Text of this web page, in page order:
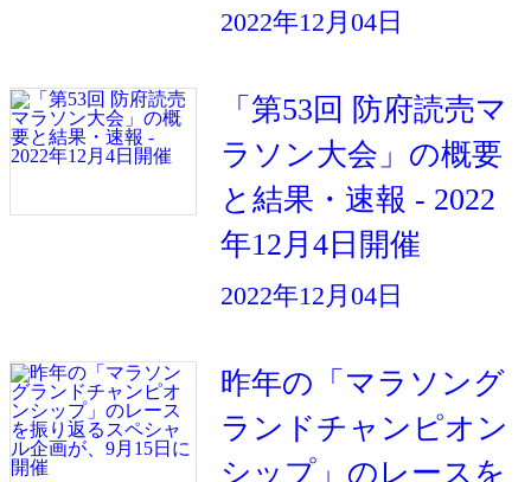
2022年12月04日
「第53回 防府読売マ
ラソン大会」の概要
と結果・速報 - 2022
年12月4日開催
2022年12月04日
昨年の「マラソング
ランドチャンピオン
シップ」のレースを